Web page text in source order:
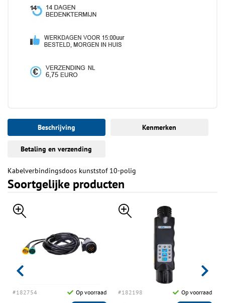
Beschrijving Kenmerken
Betaling en verzending
Kabelverbindingsdoos kunststof 10-polig
Soortgelijke producten
#182754 Op voorraad #182198 Op voorraad